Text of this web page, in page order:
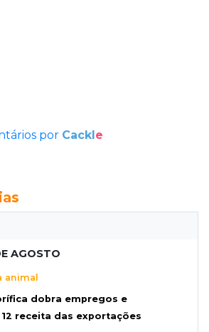
por Cackle
AGOSTO
dobra empregos e
receita das exportações